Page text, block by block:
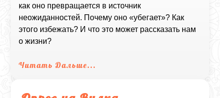
как оно превращается в источник
неожиданностей. Почему оно «убегает»? Как
этого избежать? И что это может рассказать нам
о жизни?
Читать Дальше...